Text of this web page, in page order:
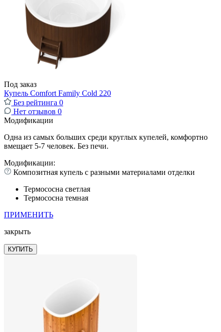
Под заказ
Купель Comfort Family Cold 220
Без рейтинга 0
Нет отзывов 0
Модификации
Одна из самых больших среди круглых купелей, комфортно
вмещает 5-7 человек. Без печи.
Модификации:
Композитная купель с разными материалами отделки
Термососна светлая
Термососна темная
ПРИМЕНИТЬ
закрыть
КУПИТЬ